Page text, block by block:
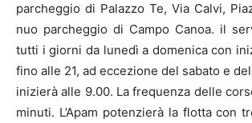
parcheggio di Palazzo Te, Via Calvi,
nuo parcheggio di Campo Canoa. il
tutti i giorni da lunedì a domenica con
fino alle 21, ad eccezione del sabato e
inizierà alle 9.00. La frequenza delle
minuti. L’Apam potenzierà la flotta con